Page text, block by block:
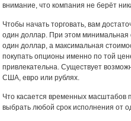
внимание, что компания не берёт
Чтобы начать торговать, вам
один доллар. При этом минимальная
один доллар, а максимальная
покупать опционы именно по той
привлекательна. Существует
США, евро или рублях.
Что касается временных масштабов
выбрать любой срок исполнения от